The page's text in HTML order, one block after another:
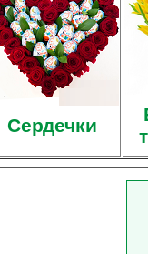
Сердечки